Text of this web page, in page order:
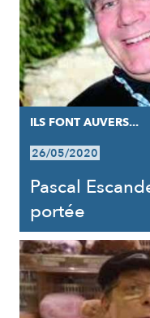
ILS FONT AUVERS...
26/05/2020
Pascal
portée